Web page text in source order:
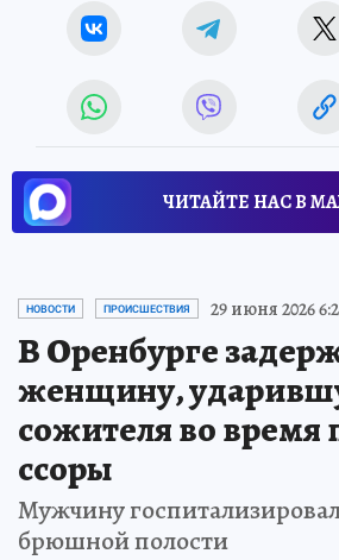
ЧИТАЙТЕ НАС В
НОВОСТИ ПРОИСШЕСТВИЯ 29 июня 2026
В Оренбурге
женщину,
сожителя во время
ссоры
Мужчину
брюшной полости